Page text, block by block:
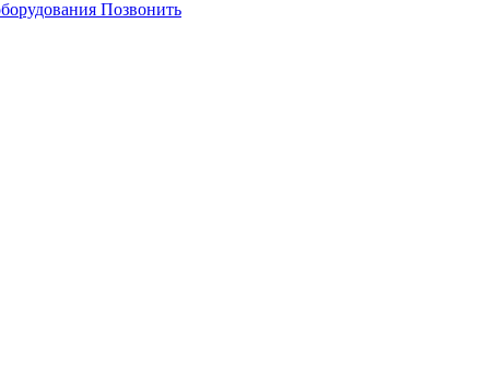
Позвонить